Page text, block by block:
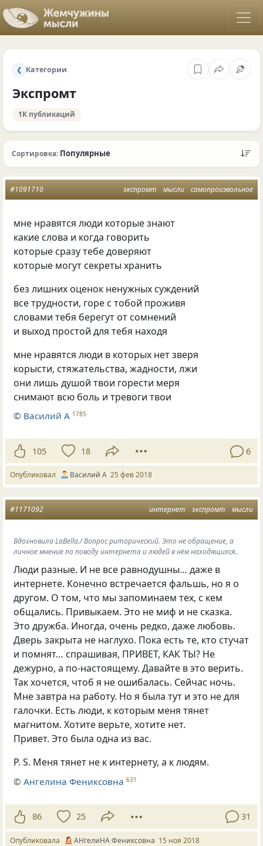
❮ Категории
Экспромт
1K публикаций
Сортировка: Популярные
экспромт мысли самопроизвольное
#1091710
мне нравятся люди которые знают
какие слова и когда говорить
которые сразу тебе доверяют
которые могут секреты хранить
без лишних оценок ненужных суждений
все трудности, горе с тобой проживя
словами тебя берегут от сомнений
и выход простой для тебя находя
мне нравятся люди в которых нет зверя
корысти, стяжательства, жадности, лжи
они лишь душой твои горести меря
снимают всю боль и тревоги твои
© Василий А 1785
105 18 6
Опубликовал Василий А 25 фев 2018
интернет экспромт мысли
#1171092
Вдохновила LaBella./ Вопрос риторический. Это не обращение, а
личное мнение по поводу интернета и людей в нём находящихся..
Люди разные. И не все равнодушны… даже в
интернете. Конечно встречается фальшь, но я о
другом. О том, что мы запоминаем тех, с кем
общались. Привыкаем. Это не миф и не сказка.
Это дружба. Иногда, очень редко, даже любовь.
Дверь закрыта не наглухо. Пока есть те, кто стучат
и помнят… спрашивая, ПРИВЕТ, КАК ТЫ? Не
дежурно, а по-настоящему. Давайте в это верить.
Так хочется, чтоб я не ошибалась. Сейчас ночь.
Мне завтра на работу. Но я была тут и это не для
галочки. Есть люди, к которым меня тянет
магнитом. Хотите верьте, хотите нет.
Привет. Это была одна из вас.
P. S. Меня тянет не к интернету, а к людям.
©Ангелина Фениксовна 631
86 25 31
Опубликовала АНгелиНА Фениксовна 15 ноя 2018